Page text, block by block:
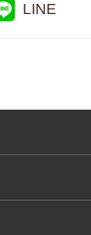
LINE